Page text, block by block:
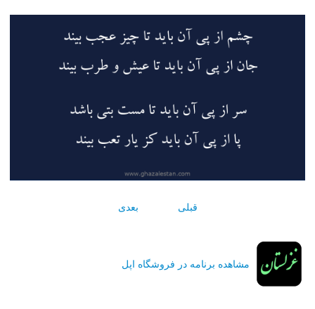
قبلی بعدی
مشاهده برنامه در فروشگاه اپل